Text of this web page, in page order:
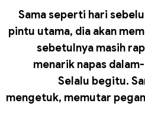
Sama seperti hari
pintu utama, dia akan
sebetulnya masih
menarik napas
Selalu begitu.
mengetuk, memutar